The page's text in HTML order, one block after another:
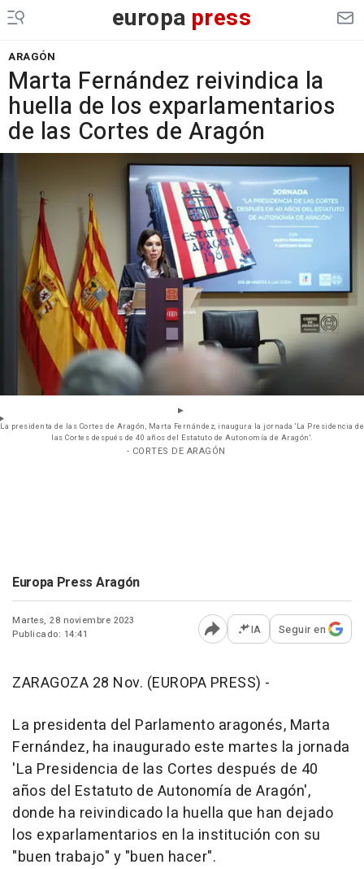
europa press
ARAGÓN
Marta Fernández reivindica la
huella de los exparlamentarios
de las Cortes de Aragón
La presidenta de las Cortes de Aragón, Marta Fernández, inaugura la jornada 'La Presidencia de
las Cortes después de 40 años del Estatuto de Autonomía de Aragón'.
- CORTES DE ARAGÓN
Europa Press Aragón
Martes, 28 noviembre 2023
Publicado: 14:41
Abrir opciones para
IA Seguir en
ZARAGOZA 28 Nov. (EUROPA PRESS) -
La presidenta del Parlamento aragonés, Marta
Fernández, ha inaugurado este martes la jornada
'La Presidencia de las Cortes después de 40
años del Estatuto de Autonomía de Aragón',
donde ha reivindicado la huella que han dejado
los exparlamentarios en la institución con su
"buen trabajo" y "buen hacer".